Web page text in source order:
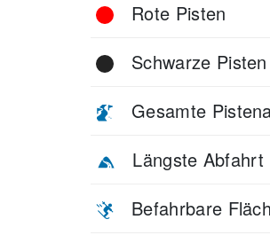
Rote Pisten
Schwarze Pisten
Gesamte
Längste Abfahrt
Befahrbare